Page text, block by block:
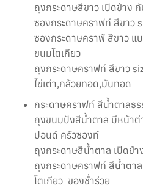
ถุงกระดาษสีขาว เปิดข้าง
ซองกระดาษคราฟท์ สีขาว
ซองกระดาษคราฟ์ สีขาว
ขนมโตเกียว
ถุงกระดาษคราฟท์ สีขาว
ไข่เต่า,กล้วยทอด,มันทอด
กระดาษคราฟท์ สีน้ำตาลธ
ถุงขนมปังสีน้ำตาล มีหน้าต่
ปอนด์ ครัวซองท์
ถุงกระดาษสีน้ำตาล เปิดข้
ถุงกระดาษคราฟท์ สีน้ำตา
โตเกียว ของช่ำร่วย